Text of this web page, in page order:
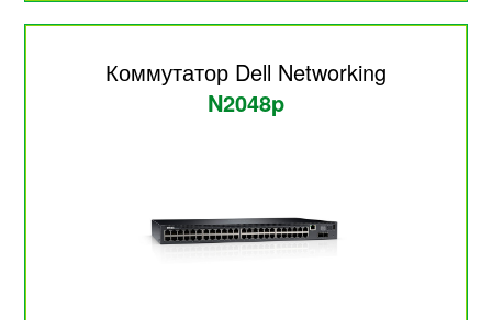
Коммутатор Dell Networking
N2048p